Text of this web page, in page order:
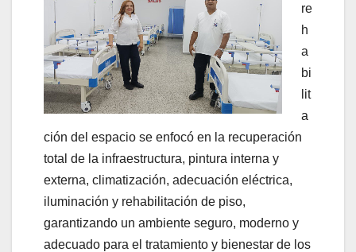
re
h
a
bi
lit
a
ción del espacio se enfocó en la recuperación
total de la infraestructura, pintura interna y
externa, climatización, adecuación eléctrica,
iluminación y rehabilitación de piso,
garantizando un ambiente seguro, moderno y
adecuado para el tratamiento y bienestar de los